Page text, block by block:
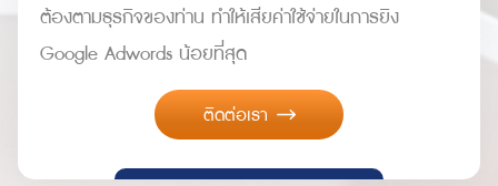
ต้องตามธุรกิจของท่าน ทำให้เสียค่าใช้จ่ายในการยิง
Google Adwords น้อยที่สุด
ติดต่อเรา